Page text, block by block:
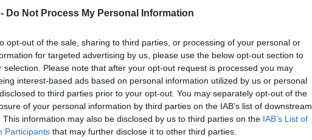
Do Not Process My Personal Information
opt-out of the sale, sharing to third parties, or processing of your personal or
for targeted advertising by us, please use the below opt-out section to
selection. Please note that after your opt-out request is processed you may
interest-based ads based on personal information utilized by us or personal
to third parties prior to your opt-out. You may separately opt-out of the
of your personal information by third parties on the IAB’s list of downstream
This information may also be disclosed by us to third parties on the IAB’s List of
Participants that may further disclose it to other third parties.